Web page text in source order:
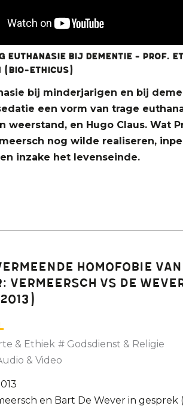
euthanasie bij dementie - Prof.
(bio-ethicus)
bij minderjarigen en bij
een vorm van trage
weerstand, en Hugo Claus. Wat
nog wilde realiseren,
inzake het levenseinde.
homofobie
Vermeersch vs De
& Ethiek
Godsdienst & Religie
& Video
en Bart De Wever in gesprek